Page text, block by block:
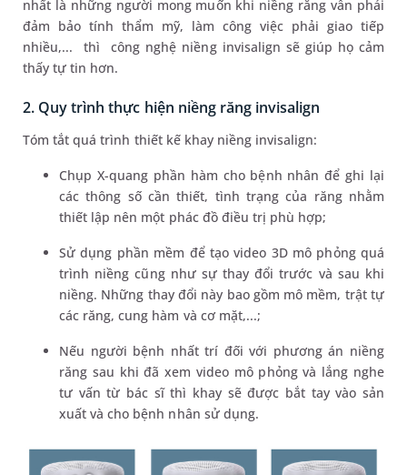
nhất là những người mong muốn khi niềng răng vẫn phải
đảm bảo tính thẩm mỹ, làm công việc phải giao tiếp
nhiều,... thì công nghệ niềng invisalign sẽ giúp họ cảm
thấy tự tin hơn.
2. Quy trình thực hiện niềng răng invisalign
Tóm tắt quá trình thiết kế khay niềng invisalign:
Chụp X-quang phần hàm cho bệnh nhân để ghi lại
các thông số cần thiết, tình trạng của răng nhằm
thiết lập nên một phác đồ điều trị phù hợp;
Sử dụng phần mềm để tạo video 3D mô phỏng quá
trình niềng cũng như sự thay đổi trước và sau khi
niềng. Những thay đổi này bao gồm mô mềm, trật tự
các răng, cung hàm và cơ mặt,...;
Nếu người bệnh nhất trí đối với phương án niềng
răng sau khi đã xem video mô phỏng và lắng nghe
tư vấn từ bác sĩ thì khay sẽ được bắt tay vào sản
xuất và cho bệnh nhân sử dụng.